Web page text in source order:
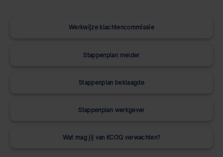
Werkwijze klachtencommissie
Stappenplan melder
Stappenplan beklaagde
Stappenplan werkgever
Wat mag jij van KCOG verwachten?